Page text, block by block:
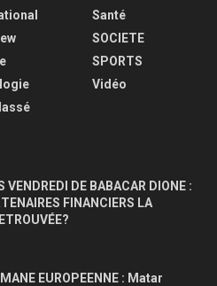
Santé
SOCIETE
SPORTS
Vidéo
VENDREDI DE BABACAR DIONE :
FINANCIERS LA
EUROPEENNE : Matar